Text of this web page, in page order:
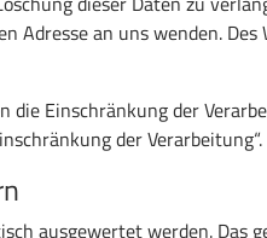
Adresse an uns wenden.
Einschränkung der
der Verarbeitung“.
ausgewertet werden. Das